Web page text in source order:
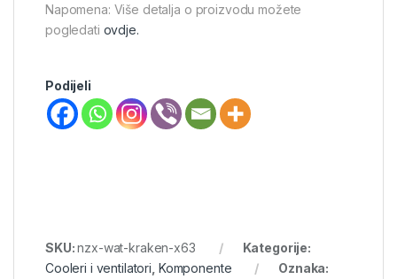
Napomena: Više detalja o proizvodu možete
pogledati ovdje.
Podijeli
SKU:nzx-wat-kraken-x63
Kategorije:
Cooleri i ventilatori Komponente
Oznaka: